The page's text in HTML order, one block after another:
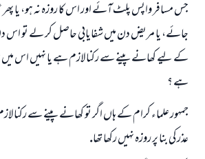
جس مسافر واپس پلٹ آئے اور اس كا روزہ نہ ہو، يا
جائے، يا مريض دن ميں شفايابى حاصل كر لے تو اس
كے ليے كھانے پينے سے ركنا لازم ہے يا نہيں اس ميں
ہے ؟
جمہور علماء كرام كے ہاں اگر تو كھانے پينے سے ركنا
عذر كى بنا پر روزہ نہيں ركھا تھا.